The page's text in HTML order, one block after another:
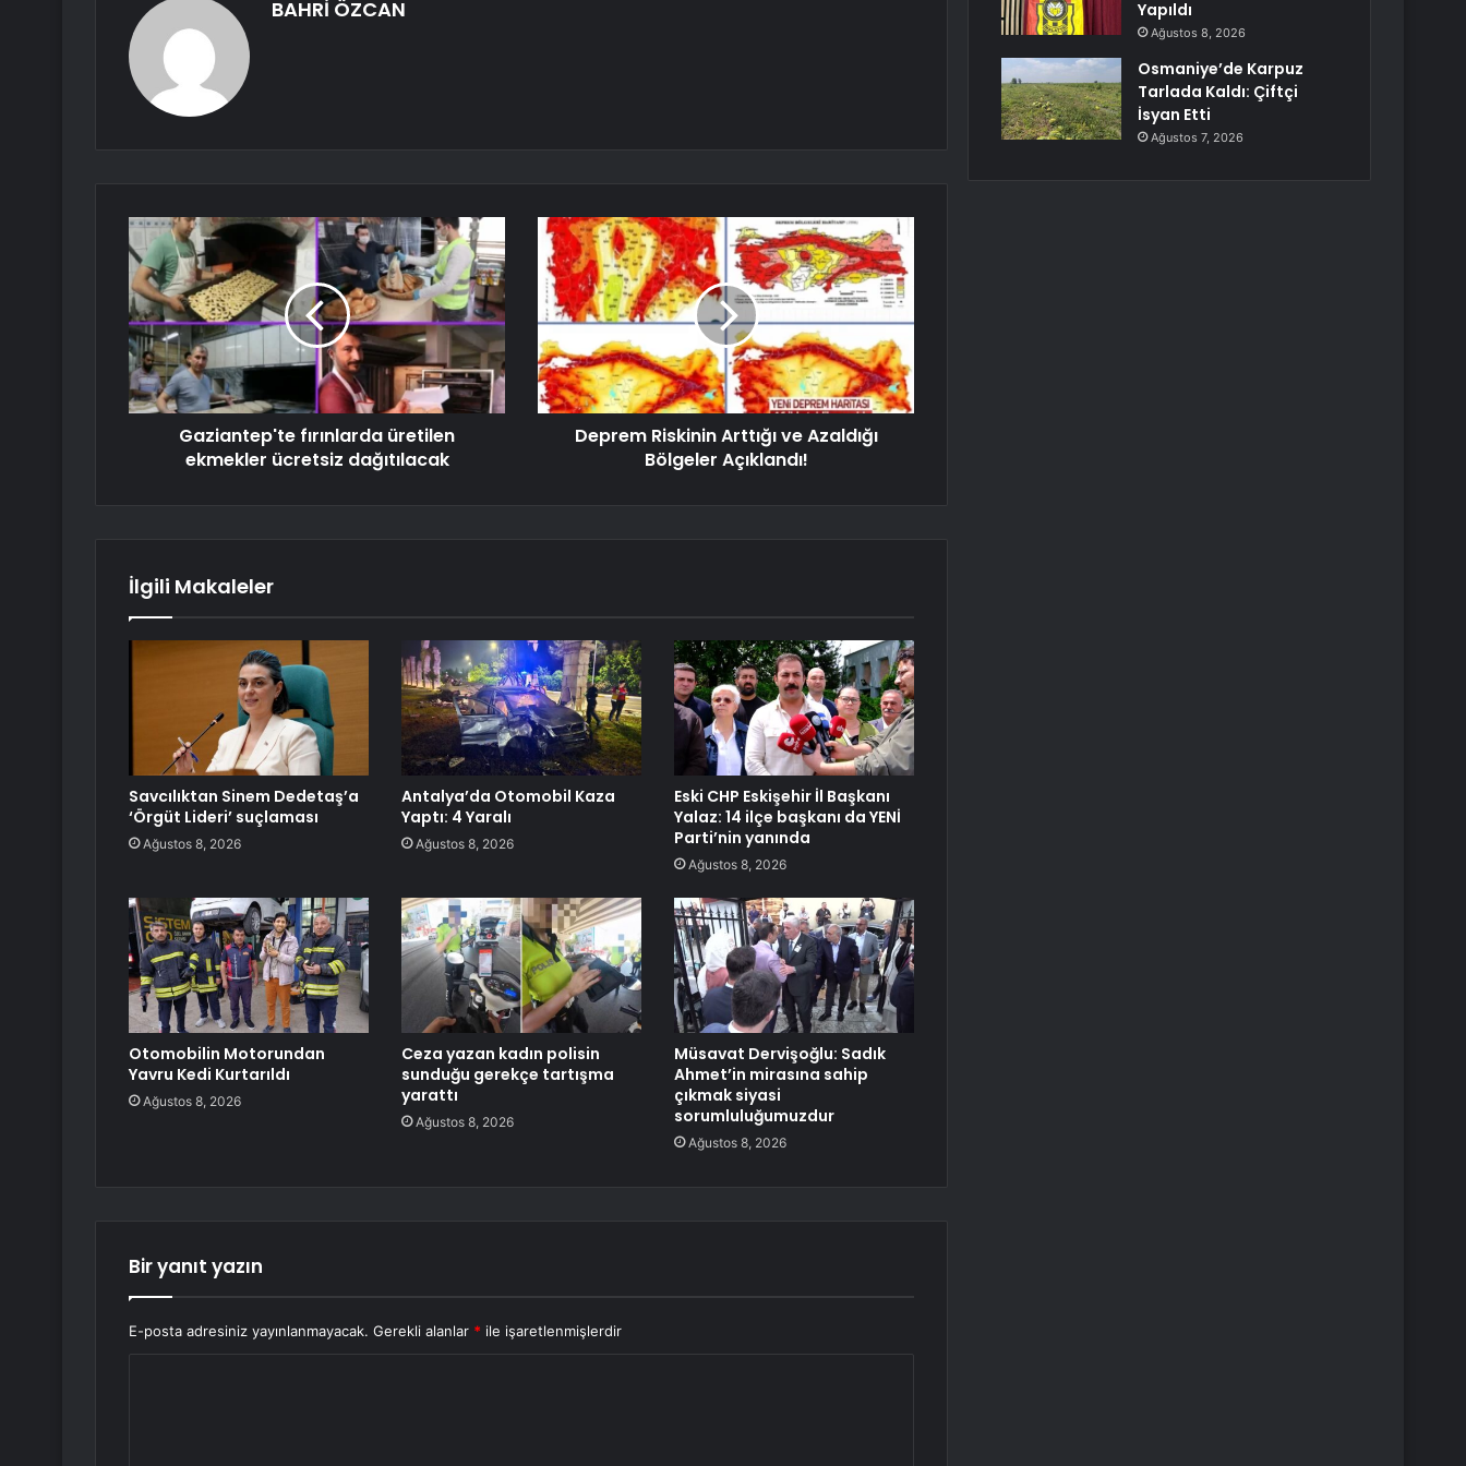
BAHRİ ÖZCAN
Gaziantep'te fırınlarda üretilen
ekmekler ücretsiz dağıtılacak
Deprem Riskinin Arttığı ve Azaldığı
Bölgeler Açıklandı!
İlgili Makaleler
Savcılıktan Sinem Dedetaş’a
‘Örgüt Lideri’ suçlaması
Ağustos 8, 2026
Antalya’da Otomobil Kaza
Yaptı: 4 Yaralı
Ağustos 8, 2026
Eski CHP Eskişehir İl Başkanı
Yalaz: 14 ilçe başkanı da YENİ
Parti’nin yanında
Ağustos 8, 2026
Otomobilin Motorundan
Yavru Kedi Kurtarıldı
Ağustos 8, 2026
Ceza yazan kadın polisin
sunduğu gerekçe tartışma
yarattı
Ağustos 8, 2026
Müsavat Dervişoğlu: Sadık
Ahmet’in mirasına sahip
çıkmak siyasi
sorumluluğumuzdur
Ağustos 8, 2026
Bir yanıt yazın
E-posta adresiniz yayınlanmayacak. Gerekli alanlar * ile işaretlenmişlerdir
Yapıldı
Ağustos 8, 2026
Osmaniye’de Karpuz
Tarlada Kaldı: Çiftçi
İsyan Etti
Ağustos 7, 2026